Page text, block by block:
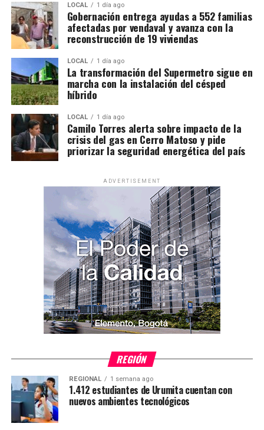
LOCAL 1 día ago
Gobernación entrega ayudas a 552 familias
afectadas por vendaval y avanza con la
reconstrucción de 19 viviendas
LOCAL 1 día ago
La transformación del Supermetro sigue en
marcha con la instalación del césped
híbrido
LOCAL 1 día ago
Camilo Torres alerta sobre impacto de la
crisis del gas en Cerro Matoso y pide
priorizar la seguridad energética del país
ADVERTISEMENT
REGIÓN
REGIONAL 1 semana ago
1.412 estudiantes de Urumita cuentan con
nuevos ambientes tecnológicos